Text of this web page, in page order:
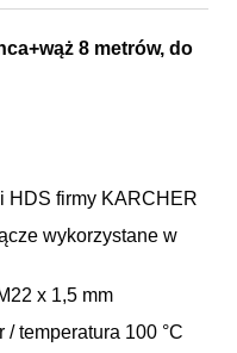
8 metrów, do
HDS firmy KARCHER
wykorzystane w
x 1,5 mm
/ temperatura 100 °C